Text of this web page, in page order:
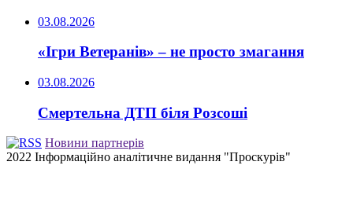
03.08.2026
«Ігри Ветеранів» – не просто змагання
03.08.2026
Смертельна ДТП біля Розсоші
Новини партнерів
2022 Інформаційно аналітичне видання "Проскурів"